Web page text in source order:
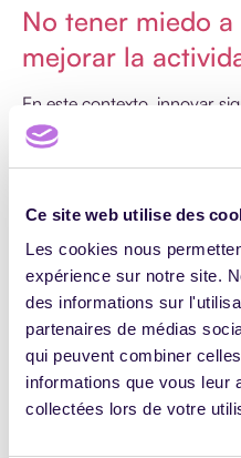
Ce site web utilise des
Les cookies nous
expérience sur notre site.
des informations sur
partenaires de médias
qui peuvent combiner
informations que vous leur
collectées lors de votre
No tener miedo
mejorar la
En este contexto, innovar
de trabajar y
probar
impulsar la actividad de
Hay dos formas de lograr
Primero, internamente,
Excel y los quebraderos
ayudantes para decidir
existen infinidad de
automatizar una parte de
A continuación,
los clientes. Las
a las organizaciones de